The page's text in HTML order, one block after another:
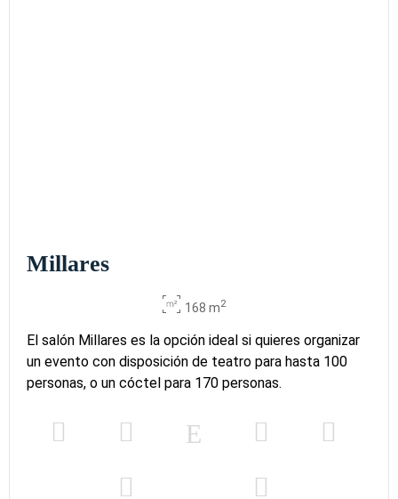
Millares
168 m2
El salón Millares es la opción ideal si quieres organizar
un evento con disposición de teatro para hasta 100
personas, o un cóctel para 170 personas.